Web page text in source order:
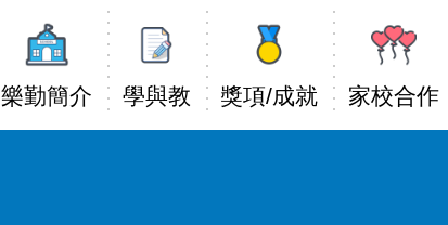
Main
navigation
樂勤簡介 學與教 獎項/成就 家校合作